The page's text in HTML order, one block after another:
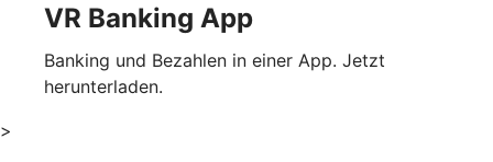
VR Banking App
Banking und Bezahlen in einer App. Jetzt
herunterladen.
>